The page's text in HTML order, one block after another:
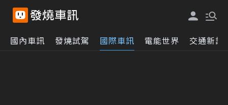
國內車訊 發燒試駕 國際車訊 電能世界 交通新訊